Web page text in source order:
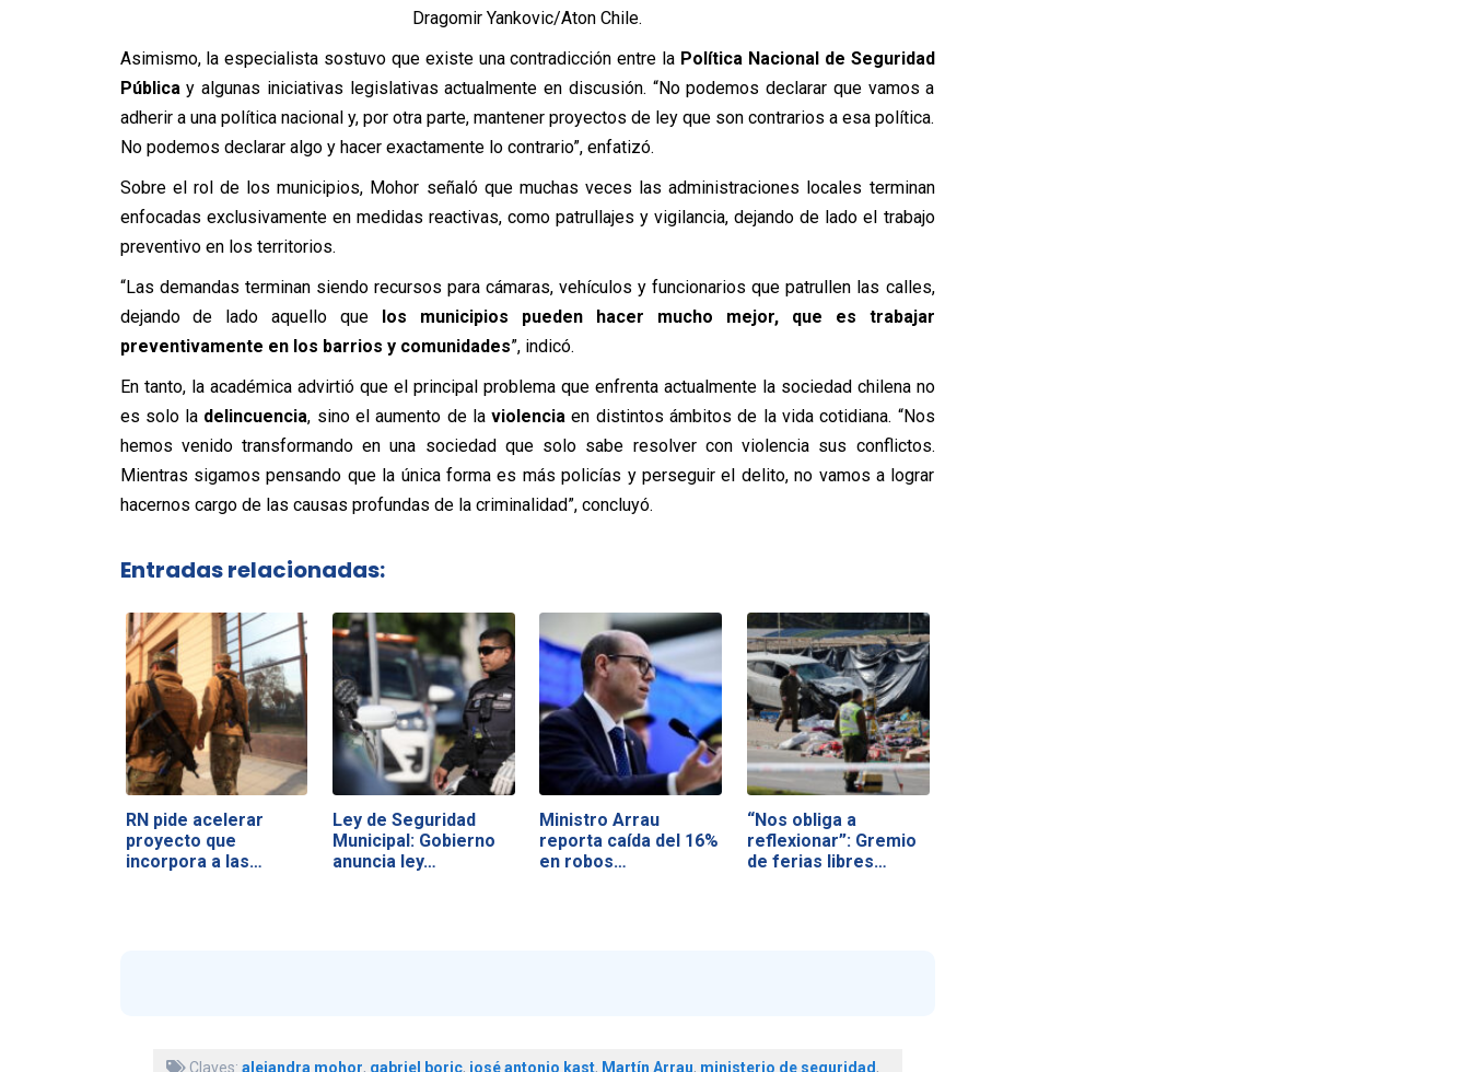
Dragomir Yankovic/Aton Chile.
Asimismo, la especialista sostuvo que existe una contradicción entre la Política Nacional de Seguridad
Públicay algunas iniciativas legislativas actualmente en discusión. “No podemos declarar que vamos a
adherir a una política nacional y, por otra parte, mantener proyectos de ley que son contrarios a esa política.
No podemos declarar algo y hacer exactamente lo contrario”, enfatizó.
Sobre el rol de los municipios, Mohor señaló que muchas veces las administraciones locales terminan
enfocadas exclusivamente en medidas reactivas, como patrullajes y vigilancia, dejando de lado el trabajo
preventivo en los territorios.
“Las demandas terminan siendo recursos para cámaras, vehículos y funcionarios que patrullen las calles,
dejando de lado aquello que los municipios pueden hacer mucho mejor, que es trabajar
preventivamente en los barrios y comunidades”, indicó.
En tanto, la académica advirtió que el principal problema que enfrenta actualmente la sociedad chilena no
es solo la delincuencia, sino el aumento de laviolencia en distintos ámbitos de la vida cotidiana. “Nos
hemos venido transformando en una sociedad que solo sabe resolver con violencia sus conflictos.
Mientras sigamos pensando que la única forma es más policías y perseguir el delito, no vamos a lograr
hacernos cargo de las causas profundas de la criminalidad”, concluyó.
Entradas relacionadas:
RN pide acelerar
proyecto que
incorpora a las…
Ley de Seguridad
Municipal: Gobierno
anuncia ley…
Ministro Arrau
reporta caída del 16%
en robos…
“Nos obliga a
reflexionar”: Gremio
de ferias libres…
Claves: alejandra mohor, gabriel boric, josé antonio kast, Martín Arrau, ministerio de seguridad ,